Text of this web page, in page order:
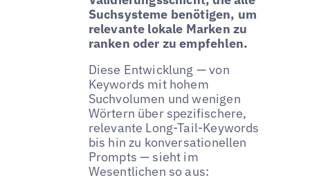
Suchsysteme benötigen, um
relevante lokale Marken zu
ranken oder zu empfehlen.
Diese Entwicklung — von
Keywords mit hohem
Suchvolumen und wenigen
Wörtern über spezifischere,
relevante Long-Tail-Keywords
bis hin zu konversationellen
Prompts — sieht im
Wesentlichen so aus: